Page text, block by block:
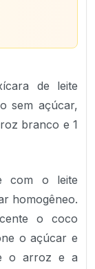
de leite
sem açúcar,
branco e 1
com o leite
homogêneo.
o coco
o açúcar e
o arroz e a